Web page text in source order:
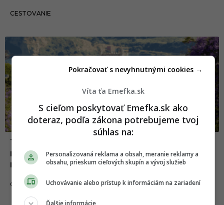
CESTOVANIE
TOP miesta pre digitálnych nomádov na
rok 2025: Jedno z nich nájdeš hneď za
našimi hranicami
CESTOVANIE 16.03.2025
Víta ťa Emefka.sk
S cieľom poskytovať Emefka.sk ako
doteraz, podľa zákona potrebujeme tvoj
súhlas na:
Personalizovaná reklama a obsah, meranie reklamy a
obsahu, prieskum cieľových skupín a vývoj služieb
Uchovávanie alebo prístup k informáciám na zariadení
Ďalšie informácie
Pokračovať s nevyhnutnými cookies →